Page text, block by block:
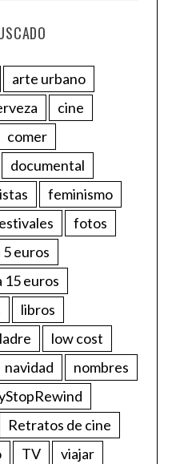
arte urbano
cine
comer
documental
feminismo
fotos
5 euros
15 euros
libros
low cost
navidad
nombres
Retratos de cine
TV
viajar